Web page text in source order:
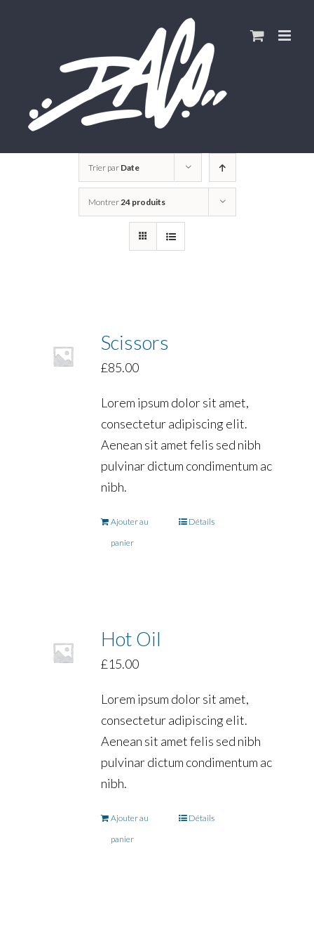
Trier par Date
Montrer24 produits
Scissors
£85.00
Lorem ipsum dolor sit amet,
consectetur adipiscing elit.
Aenean sit amet felis sed nibh
pulvinar dictum condimentum ac
nibh.
Ajouter au
panier
Détails
Hot Oil
£15.00
Lorem ipsum dolor sit amet,
consectetur adipiscing elit.
Aenean sit amet felis sed nibh
pulvinar dictum condimentum ac
nibh.
Ajouter au
panier
Détails